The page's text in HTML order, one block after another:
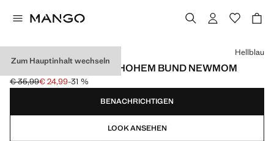
Zum Hauptinhalt wechseln
COMFORT-JEANS MIT HOHEM BUND NEWMOM
Ausgangspreis durchgestrichen [€ 35,99 ]
€ 35,99
Aktueller Preis [€ 24,99 ]
€ 24,99-31 %
Wählen Sie eine Farbe
Hellblau
BENACHRICHTIGEN
LOOK ANSEHEN